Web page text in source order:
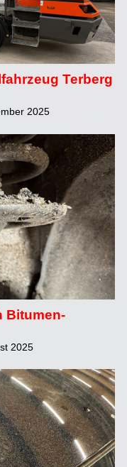
Terberg
2025
Bitumen-
2025